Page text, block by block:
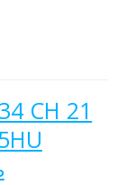
СН 21